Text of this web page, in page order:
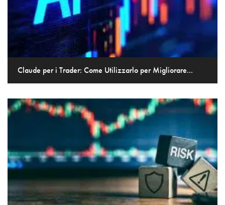
Claude per i Trader: Come Utilizzarlo per Migliorare...